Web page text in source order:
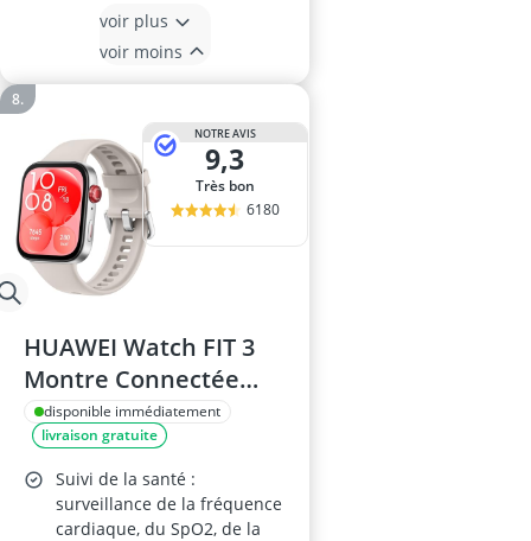
voir plus
voir moins
NOTRE AVIS
9,3
Très bon
6180
HUAWEI Watch FIT 3
Montre Connectée
AMOLED Blanc
disponible immédiatement
livraison gratuite
Suivi de la santé :
surveillance de la fréquence
cardiaque, du SpO2, de la